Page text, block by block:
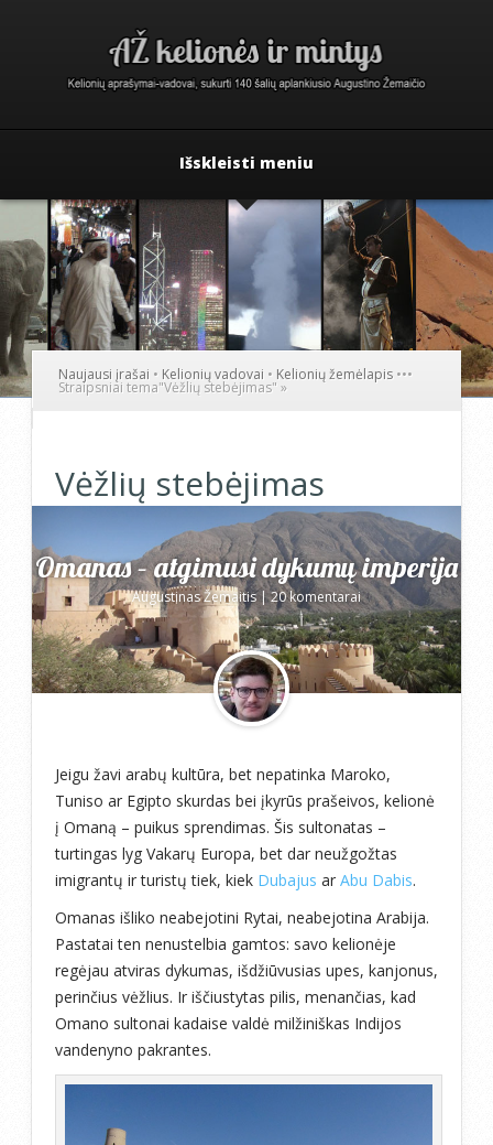
Išskleisti meniu
Naujausi įrašai • Kelionių vadovai • Kelionių žemėlapis •••
Straipsniai tema"Vėžlių stebėjimas" »
Vėžlių stebėjimas
Omanas – atgimusi dykumų imperija
Augustinas Žemaitis|20 komentarai
Jeigu žavi arabų kultūra, bet nepatinka Maroko,
Tuniso ar Egipto skurdas bei įkyrūs prašeivos, kelionė
į Omaną – puikus sprendimas. Šis sultonatas –
turtingas lyg Vakarų Europa, bet dar neužgožtas
imigrantų ir turistų tiek, kiek Dubajus ar Abu Dabis.
Omanas išliko neabejotini Rytai, neabejotina Arabija.
Pastatai ten nenustelbia gamtos: savo kelionėje
regėjau atviras dykumas, išdžiūvusias upes, kanjonus,
perinčius vėžlius. Ir iščiustytas pilis, menančias, kad
Omano sultonai kadaise valdė milžiniškas Indijos
vandenyno pakrantes.